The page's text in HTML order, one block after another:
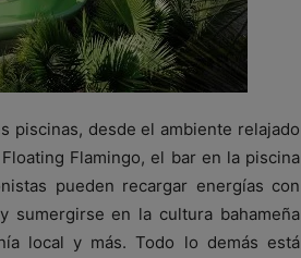
piscinas, desde el ambiente relajado
Flamingo, el bar en la piscina
pueden recargar energías con
sumergirse en la cultura bahameña
local y más. Todo lo demás está